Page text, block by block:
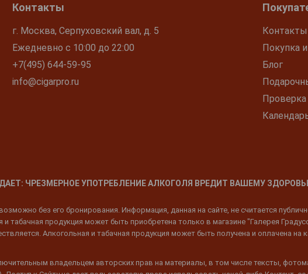
Контакты
г. Москва, Серпуховский вал, д. 5
Ежедневно с 10:00 до 22:00
+7(495) 644-59-95
info@cigarpro.ru
Контакты
Покупка
Блог
ЧРЕЗМЕРНОЕ УПОТРЕБЛЕНИЕ АЛКОГОЛЯ ВРЕДИТ ВАШЕМУ
без его бронирования. Информация, данная на сайте, не считается
табачная продукция может быть приобретена только в магазине "Галерея
Алкогольная и табачная продукция может быть получена и оплачена на
владельцем авторских прав на материалы, в том числе тексты,